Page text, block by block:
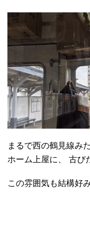
まるで西の鶴見線み
ホーム上屋に、 古び
この雰囲気も結構好み